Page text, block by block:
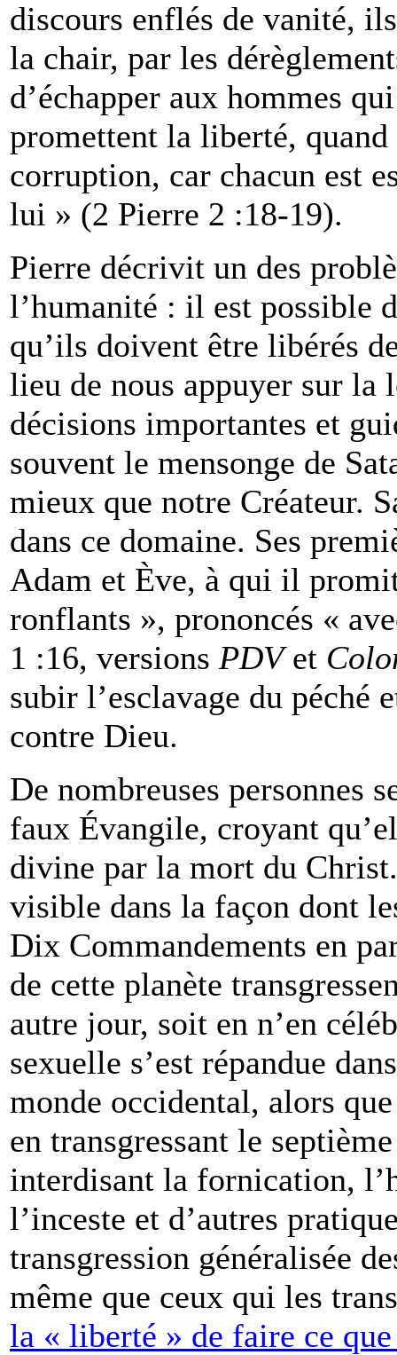
discours enflés de vanité,
la chair, par les
d’échapper aux hommes
promettent la liberté,
corruption, car chacun est
lui » (2 Pierre 2 :18-19).
Pierre décrivit un des
l’humanité : il est possible
qu’ils doivent être libérés
lieu de nous appuyer sur la
décisions importantes et
souvent le mensonge de
mieux que notre Créateur.
dans ce domaine. Ses
Adam et Ève, à qui il
ronflants », prononcés «
1 :16, versions PDVet
subir l’esclavage du péché
contre Dieu.
De nombreuses personnes
faux Évangile, croyant
divine par la mort du
visible dans la façon dont
Dix Commandements en
de cette planète
autre jour, soit en n’en
sexuelle s’est répandue
monde occidental, alors
en transgressant le
interdisant la fornication,
l’inceste et d’autres
transgression généralisée
même que ceux qui les
la « liberté » de faire ce